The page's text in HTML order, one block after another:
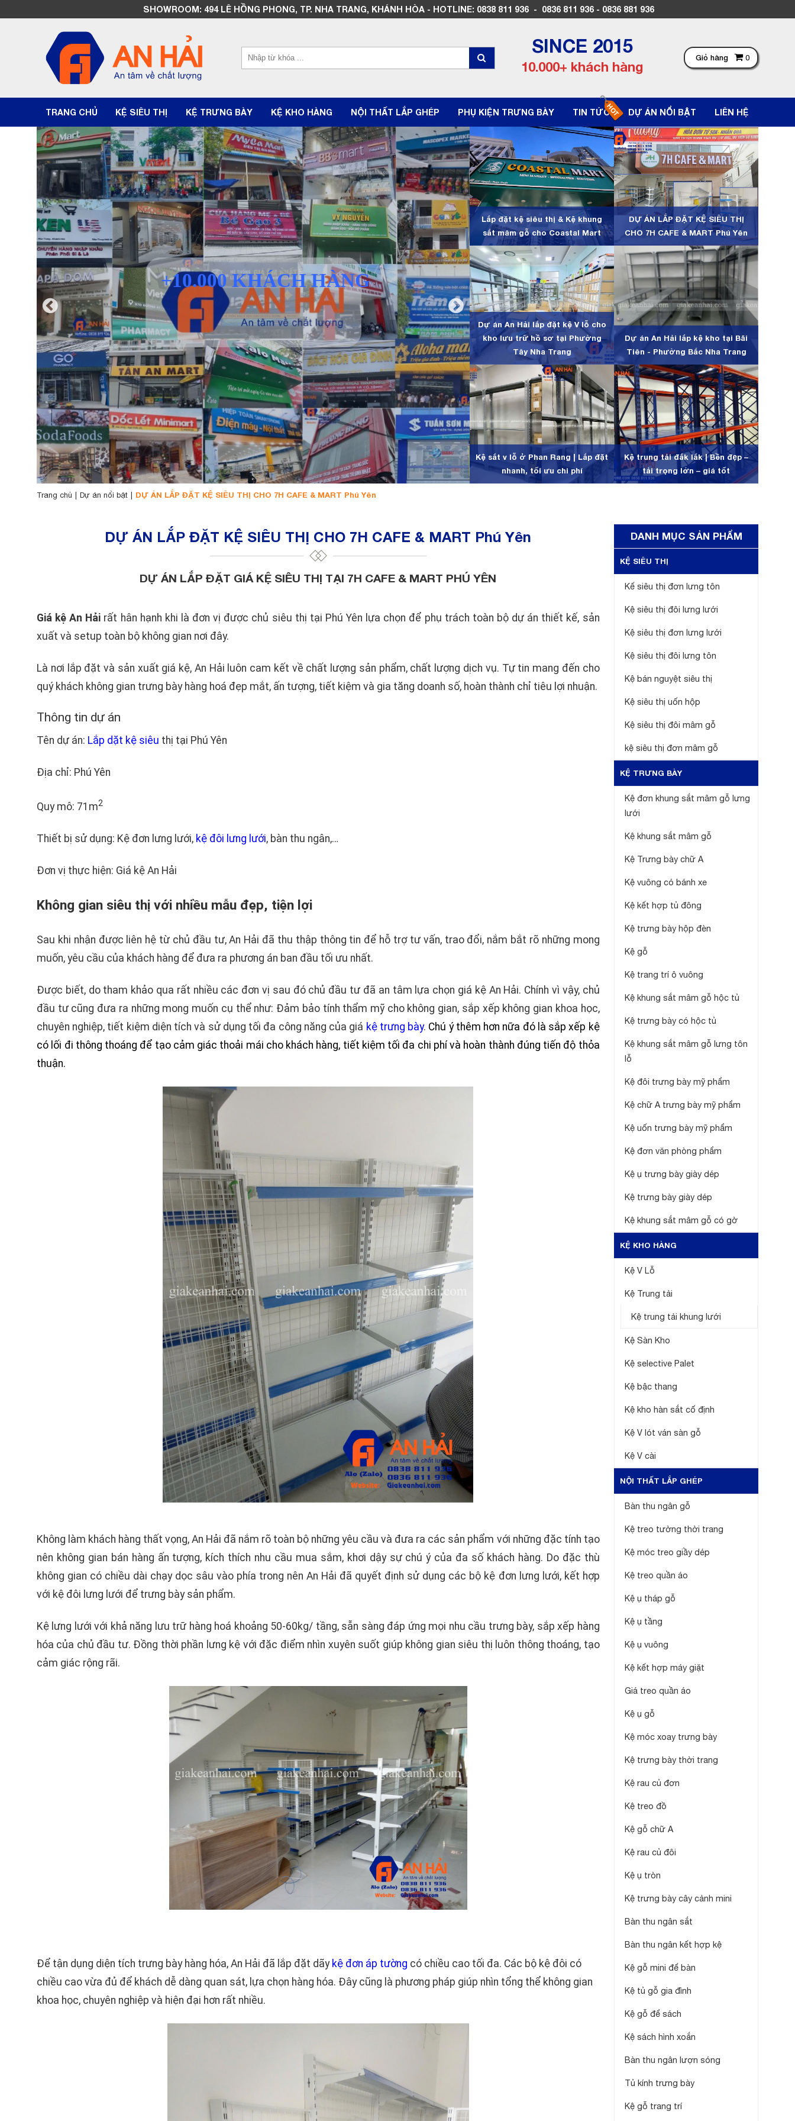
SHOWROOM: 494 LÊ HỒNG PHONG, TP. NHA TRANG, KHÁNH HÒA - HOTLINE: 0838 811 936 - 0836 811 936 - 0836 881 936
SINCE 2015
10.000+ khách hàng
Giỏ hàng 0
TRANG CHỦ KỆ SIÊU THỊ KỆ TRƯNG BÀY KỆ KHO HÀNG NỘI THẤT LẮP GHÉP PHỤ KIỆN TRƯNG BÀY TIN TỨC DỰ ÁN NỔI BẬT LIÊN HỆ
Lắp đặt kệ siêu thị & Kệ khung
sắt mâm gỗ cho Coastal Mart
DỰ ÁN LẮP ĐẶT KỆ SIÊU THỊ
CHO 7H CAFE & MART Phú Yên
Dự án An Hải lắp đặt kệ V lỗ cho
kho lưu trữ hồ sơ tại Phường
Tây Nha Trang
Dự án An Hải lắp kệ kho tại Bãi
Tiên - Phường Bắc Nha Trang
Kệ sắt v lỗ ở Phan Rang | Lắp đặt
nhanh, tối ưu chi phí
Kệ trung tải đắk lắk | Bền đẹp –
tải trọng lớn – giá tốt
Trang chủ Dự án nổi bật DỰ ÁN LẮP ĐẶT KỆ SIÊU THỊ CHO 7H CAFE & MART Phú Yên
DỰ ÁN LẮP ĐẶT KỆ SIÊU THỊ CHO 7H CAFE & MART Phú Yên
DỰ ÁN LẮP ĐẶT GIÁ KỆ SIÊU THỊ TẠI 7H CAFE & MART PHÚ YÊN
Giá kệ An Hải rất hân hạnh khi là đơn vị được chủ siêu thị tại Phú Yên lựa chọn để phụ trách toàn bộ dự án thiết kế, sản
xuất và setup toàn bộ không gian nơi đây.
Là nơi lắp đặt và sản xuất giá kệ, An Hải luôn cam kết về chất lượng sản phẩm, chất lượng dịch vụ. Tự tin mang đến cho
quý khách không gian trưng bày hàng hoá đẹp mắt, ấn tượng, tiết kiệm và gia tăng doanh số, hoàn thành chỉ tiêu lợi nhuận.
Thông tin dự án
Tên dự án: Lắp dặt kệ siêu thị tại Phú Yên
Địa chỉ: Phú Yên
Quy mô: 71m2
Thiết bị sử dụng: Kệ đơn lưng lưới, kệ đôi lưng lưới, bàn thu ngân,…
Đơn vị thực hiện: Giá kệ An Hải
Không gian siêu thị với nhiều mẫu đẹp, tiện lợi
Sau khi nhận được liên hệ từ chủ đầu tư, An Hải đã thu thập thông tin để hỗ trợ tư vấn, trao đổi, nắm bắt rõ những mong
muốn, yêu cầu của khách hàng để đưa ra phương án ban đầu tối ưu nhất.
Được biết, do tham khảo qua rất nhiều các đơn vị sau đó chủ đầu tư đã an tâm lựa chọn giá kệ An Hải. Chính vì vậy, chủ
đầu tư cũng đưa ra những mong muốn cụ thể như: Đảm bảo tính thẩm mỹ cho không gian, sắp xếp không gian khoa học,
chuyên nghiệp, tiết kiệm diện tích và sử dụng tối đa công năng của giá kệ trưng bày. Chú ý thêm hơn nữa đó là sắp xếp kệ
có lối đi thông thoáng để tạo cảm giác thoải mái cho khách hàng, tiết kiệm tối đa chi phí và hoàn thành đúng tiến độ thỏa
thuận.
Không làm khách hàng thất vọng, An Hải đã nắm rõ toàn bộ những yêu cầu và đưa ra các sản phẩm với những đặc tính tạo
nên không gian bán hàng ấn tượng, kích thích nhu cầu mua sắm, khơi dậy sự chú ý của đa số khách hàng. Do đặc thù
không gian có chiều dài chạy dọc sâu vào phía trong nên An Hải đã quyết định sử dụng các bộ kệ đơn lưng lưới, kết hợp
với kệ đôi lưng lưới để trưng bày sản phẩm.
Kệ lưng lưới với khả năng lưu trữ hàng hoá khoảng 50-60kg/ tầng, sẵn sàng đáp ứng mọi nhu cầu trưng bày, sắp xếp hàng
hóa của chủ đầu tư. Đồng thời phần lưng kệ với đặc điểm nhìn xuyên suốt giúp không gian siêu thị luôn thông thoáng, tạo
cảm giác rộng rãi.
Để tận dụng diện tích trưng bày hàng hóa, An Hải đã lắp đặt dãy kệ đơn áp tường có chiều cao tối đa. Các bộ kệ đôi có
chiều cao vừa đủ để khách dễ dàng quan sát, lựa chọn hàng hóa. Đây cũng là phương pháp giúp nhìn tổng thể không gian
khoa học, chuyên nghiệp và hiện đại hơn rất nhiều.
DANH MỤC SẢN PHẨM
KỆ SIÊU THỊ
Kế siêu thị đơn lưng tôn
Kệ siêu thị đôi lưng lưới
Kệ siêu thị đơn lưng lưới
Kệ siêu thị đôi lưng tôn
Kệ bán nguyệt siêu thị
Kệ siêu thị uốn hộp
Kệ siêu thị đôi mâm gỗ
kệ siêu thị đơn mâm gỗ
KỆ TRƯNG BÀY
Kệ đơn khung sắt mâm gỗ lưng
lưới
Kệ khung sắt mâm gỗ
Kệ Trưng bày chữ A
Kệ vuông có bánh xe
Kệ kết hợp tủ đông
Kệ trưng bày hộp đèn
Kệ gỗ
Kệ trang trí ô vuông
Kệ khung sắt mâm gỗ hộc tủ
Kệ trưng bày có hộc tủ
Kệ khung sắt mâm gỗ lưng tôn
lỗ
Kệ đôi trưng bày mỹ phẩm
Kệ chữ A trưng bày mỹ phẩm
Kệ uốn trưng bày mỹ phẩm
Kệ đơn văn phòng phẩm
Kệ ụ trưng bày giày dép
Kệ trưng bày giày dép
Kệ khung sắt mâm gỗ có gờ
KỆ KHO HÀNG
Kệ V Lỗ
Kệ Trung tải
Kệ trung tải khung lưới
Kệ Sàn Kho
Kệ selective Palet
Kệ bậc thang
Kệ kho hàn sắt cố định
Kệ V lót ván sàn gỗ
Kệ V cài
NỘI THẤT LẮP GHÉP
Bàn thu ngân gỗ
Kệ treo tường thời trang
Kệ móc treo giầy dép
Kệ treo quần áo
Kệ ụ tháp gỗ
Kệ ụ tầng
Kệ ụ vuông
Kệ kết hợp máy giặt
Giá treo quần áo
Kệ ụ gỗ
Kệ móc xoay trưng bày
Kệ trưng bày thời trang
Kệ rau củ đơn
Kệ treo đồ
Kệ gỗ chữ A
Kệ rau củ đôi
Kệ ụ tròn
Kệ trưng bày cây cảnh mini
Bàn thu ngân sắt
Bàn thu ngân kết hợp kệ
Kệ gỗ mini để bàn
Kệ tủ gỗ gia đình
Kệ gỗ để sách
Kệ sách hình xoắn
Bàn thu ngân lượn sóng
Tủ kính trưng bày
Kệ gỗ trang trí